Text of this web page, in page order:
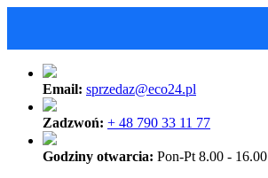
Email: sprzedaz@eco24.pl
Zadzwoń: + 48 790 33 11 77
Godziny otwarcia: Pon-Pt 8.00 - 16.00